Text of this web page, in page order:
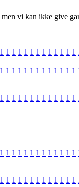
vi kan ikke give
1 1 1 1 1 1 1 1 1 1 1 1 1
1 1 1 1 1 1 1 1 1 1 1 1 1
1 1 1 1 1 1 1 1 1 1 1 1 1
1 1 1 1 1 1 1 1 1 1 1 1 1
1 1 1 1 1 1 1 1 1 1 1 1 1